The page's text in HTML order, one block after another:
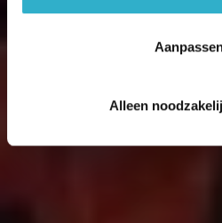
Alleen